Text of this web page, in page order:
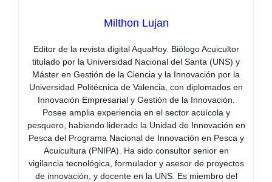
Milthon Lujan
Editor de la revista digital AquaHoy. Biólogo Acuicultor
titulado por la Universidad Nacional del Santa (UNS) y
Máster en Gestión de la Ciencia y la Innovación por la
Universidad Politécnica de Valencia, con diplomados en
Innovación Empresarial y Gestión de la Innovación.
Posee amplia experiencia en el sector acuícola y
pesquero, habiendo liderado la Unidad de Innovación en
Pesca del Programa Nacional de Innovación en Pesca y
Acuicultura (PNIPA). Ha sido consultor senior en
vigilancia tecnológica, formulador y asesor de proyectos
de innovación, y docente en la UNS. Es miembro del